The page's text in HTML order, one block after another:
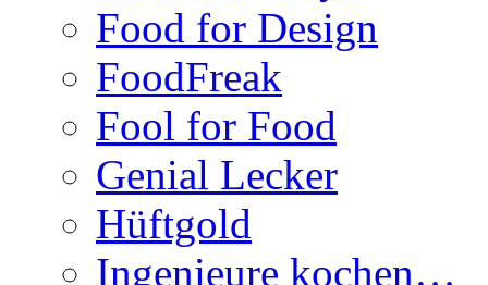
Food for Design
FoodFreak
Fool for Food
Genial Lecker
Hüftgold
Ingenieure kochen…